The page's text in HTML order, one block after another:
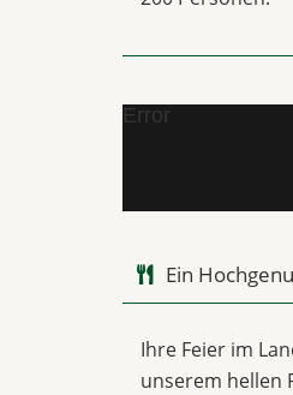
Error
Ein
Ihre Feier im
unserem hellen